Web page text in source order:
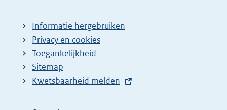
Informatie hergebruiken
Privacy en cookies
Toegankelijkheid
Sitemap
E
t
Kwetsbaarheid melden